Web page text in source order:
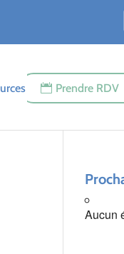
Prendre RDV
Aucun